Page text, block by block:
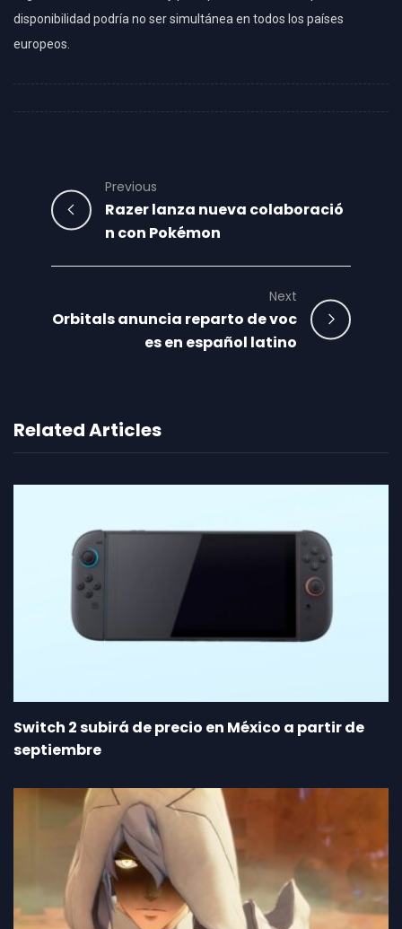
disponibilidad podría no ser simultánea en todos los países
europeos.
Previous
Razer lanza nueva colaboració
n con Pokémon
Next
Orbitals anuncia reparto de voc
es en español latino
Related Articles
Switch 2 subirá de precio en México a partir de
septiembre